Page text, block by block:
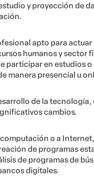
y proyección de
apto para
humanos y sector
participar en estudios
manera presencial u
de la tecnología,
cambios.
o a
de programas
de programas de
digitales.